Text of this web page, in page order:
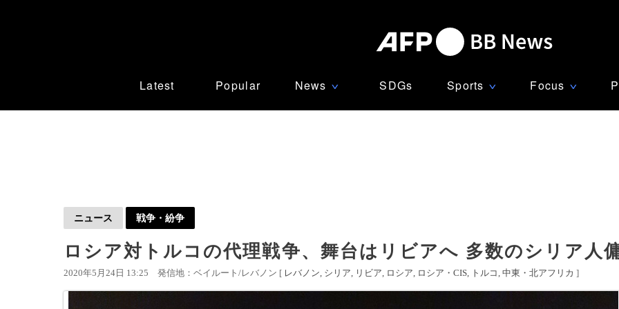
Latest Popular News ∨ SDGs Sports ∨ Focus ∨
ニュース 戦争・紛争
ロシア対トルコの代理戦争、舞台はリビアへ 多数のシリア人
2020年5月24日 13:25 発信地：ベイルート/レバノン [ レバノン シリア リビア ロシア ロシア・CIS トルコ 中東・北アフリカ ]